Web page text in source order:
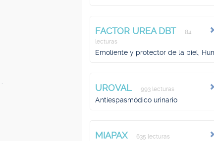
FACTOR UREA DBT
84
lecturas
Emoliente y protector de la piel,
UROVAL 993 lecturas
Antiespasmódico urinario
MIAPAX 635 lecturas